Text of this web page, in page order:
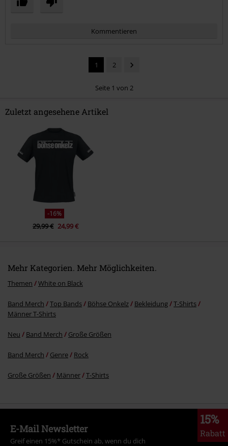
Kommentieren
Kommentar jetzt abschicken!
1 2
Seite 1 von 2
Zuletzt angesehene Artikel
-16%
29,99 € 24,99 €
Mehr Kategorien. Mehr Möglichkeiten.
Themen White on Black
Band Merch Top Bands Böhse Onkelz Bekleidung
T-Shirts
Männer T-Shirts
Neu Band Merch Große Größen
Band Merch Genre Rock
Große Größen Männer T-Shirts
15%
Rabatt
E-Mail Newsletter
Greif einen 15%* Gutschein ab, wenn du dich